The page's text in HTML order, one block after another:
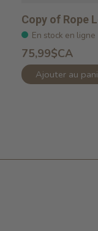
Copy of Rope
En stock en ligne
75,99$CA
Ajouter au